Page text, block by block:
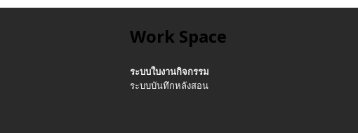
Work Space
ระบบใบงานกิจกรรม
ระบบบันทึกหลังสอน